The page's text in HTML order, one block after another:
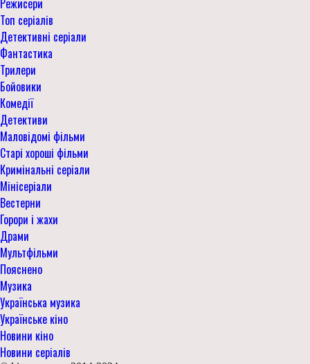
Режисери
Топ серіалів
Детективні серіали
Фантастика
Трилери
Бойовики
Комедії
Детективи
Маловідомі фільми
Старі хороші фільми
Кримінальні серіали
Мінісеріали
Вестерни
Горори і жахи
Драми
Мультфільми
Пояснено
Музика
Українська музика
Українське кіно
Новини кіно
Новини серіалів